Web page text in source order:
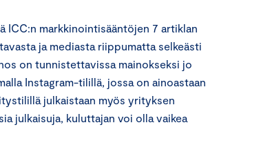
ICC:n markkinointisääntöjen 7 artiklan
ja mediasta riippumatta selkeästi
on tunnistettavissa mainokseksi jo
Instagram-tilillä, jossa on ainoastaan
julkaistaan myös yrityksen
julkaisuja, kuluttajan voi olla vaikea